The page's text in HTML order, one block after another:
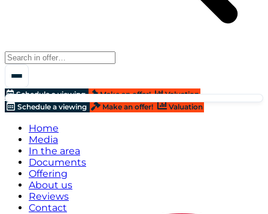
Schedule a viewing Make an offer!
Valuation
Schedule a viewing
Make an offer! Valuation
Home
Media
In the area
Documents
Offering
About us
Reviews
Contact